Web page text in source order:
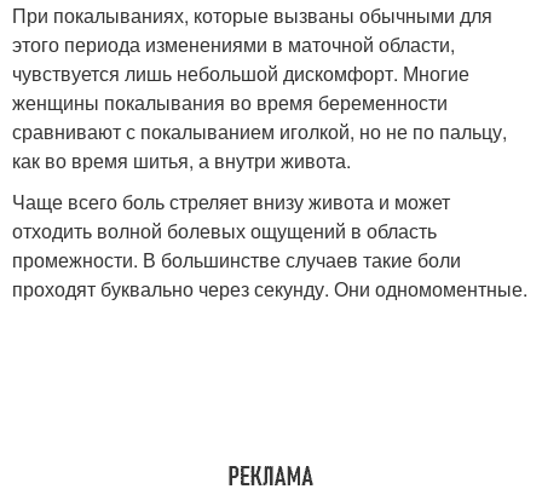
При покалываниях, которые вызваны обычными для
этого периода изменениями в маточной области,
чувствуется лишь небольшой дискомфорт. Многие
женщины покалывания во время беременности
сравнивают с покалыванием иголкой, но не по пальцу,
как во время шитья, а внутри живота.
Чаще всего боль стреляет внизу живота и может
отходить волной болевых ощущений в область
промежности. В большинстве случаев такие боли
проходят буквально через секунду. Они одномоментные.